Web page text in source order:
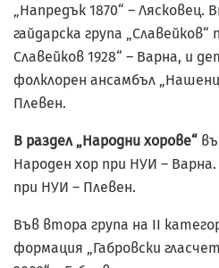
„Напредък 1870“ –
гайдарска група
Славейков 1928“ – Варна, и
фолклорен ансамбъл
Плевен.
В раздел „Народни хорове“
Народен хор при НУИ –
при НУИ – Плевен.
Във втора група на II
формация „Габровски